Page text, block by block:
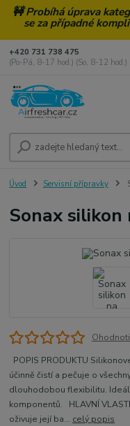
🚧 Probíhá úprava
se za případné
+420 731 738 475
(Po-Pá, 8-17 hod.) (So, 8-12 hod.)
Úvod Servisní přípravky
Sonax
POPIS PRODUKTU
účinně čistí a pečuje o
dlouhodobou flexibilitu.
komponentů. HLAVNÍ
oživuje její ba... celý popis